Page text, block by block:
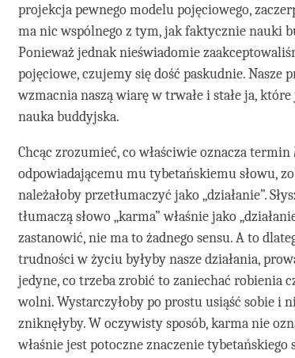
projekcja pewnego modelu pojęciowego,
ma nic wspólnego z tym, jak faktycznie nauki
Ponieważ jednak nieświadomie
pojęciowe, czujemy się dość paskudnie. Nasze
wzmacnia naszą wiarę w trwałe i stałe ja,
nauka buddyjska.
Chcąc zrozumieć, co właściwie oznacza termin
odpowiadającemu mu tybetańskiemu słowu,
należałoby przetłumaczyć jako „działanie”.
tłumaczą słowo „karma” właśnie jako
zastanowić, nie ma to żadnego sensu. A to
trudności w życiu byłyby nasze działania,
jedyne, co trzeba zrobić to zaniechać robienia
wolni. Wystarczyłoby po prostu usiąść sobie i
zniknęłyby. W oczywisty sposób, karma nie
właśnie jest potoczne znaczenie tybetańskiego